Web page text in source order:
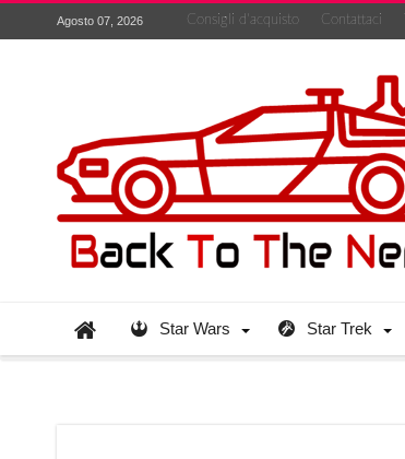
Agosto 07, 2026 Consigli d’acquisto Contattaci
Star Wars Star Trek